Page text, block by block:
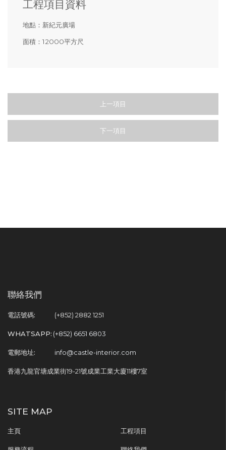
工程項目資料
地點： 新紀元廣場
面積：12000平方尺
上一項目
下一項目
聯絡我們
電話號碼: (+852) 2882 1251
WHATSAPP: (+852) 6651 6803
電郵地址: info@castle-interior.com
香港九龍官塘成業街19-21號成業工業大廈11樓7室
SITE MAP
主頁 工程項目